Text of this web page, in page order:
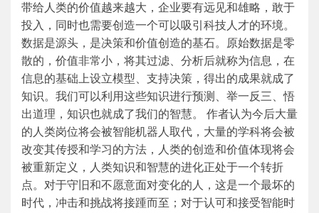
带给人类的价值越来越大，企业要有远见和雄略，敢于
投入，同时也需要创造一个可以吸引科技人才的环境。
数据是源头，是决策和价值创造的基石。原始数据是零
散的，价值非常小，将其过滤、分析后就称为信息，在
信息的基础上设立模型、支持决策，得出的成果就成了
知识。我们可以利用这些知识进行预测、举一反三、悟
出道理，知识也就成了我们的智慧。 作者认为今后大量
的人类岗位将会被智能机器人取代，大量的学科将会被
改变其传授和学习的方法，人类的创造和价值体现将会
被重新定义，人类知识和智慧的进化正处于一个转折
点。对于守旧和不愿意面对变化的人，这是一个最坏的
时代，冲击和挑战将接踵而至；对于认可和接受智能时